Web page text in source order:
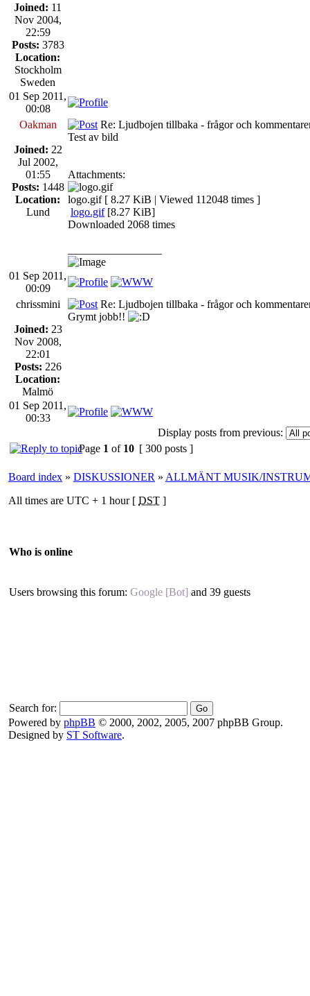
Joined: 11
Nov 2004,
22:59
Posts: 3783
Location:
Stockholm
Sweden
01 Sep 2011,
00:08
Oakman
Joined: 22
Jul 2002,
01:55
Posts: 1448
Location:
Lund
Re: Ljudbojen tillbaka - frågor och
Test av bild
Attachments:
logo.gif [ 8.27 KiB | Viewed 112048 times ]
logo.gif[8.27 KiB]
Downloaded 2068 times
01 Sep 2011,
00:09
chrissmini
Joined: 23
Nov 2008,
22:01
Posts: 226
Location:
Malmö
Re: Ljudbojen tillbaka - frågor och
Grymt jobb!!
01 Sep 2011,
00:33
Display posts from previous:
Page 1 of 10 [ 300 posts ]
Board index » DISKUSSIONER » ALLMÄNT MUSIK/
All times are UTC + 1 hour [ DST ]
Who is online
Users browsing this forum: Google [Bot] and 39 guests
Search for:
Powered by phpBB © 2000, 2002, 2005, 2007 phpBB Group.
Designed by ST Software.